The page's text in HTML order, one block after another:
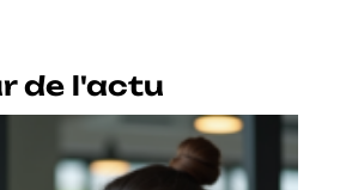
de l'actu